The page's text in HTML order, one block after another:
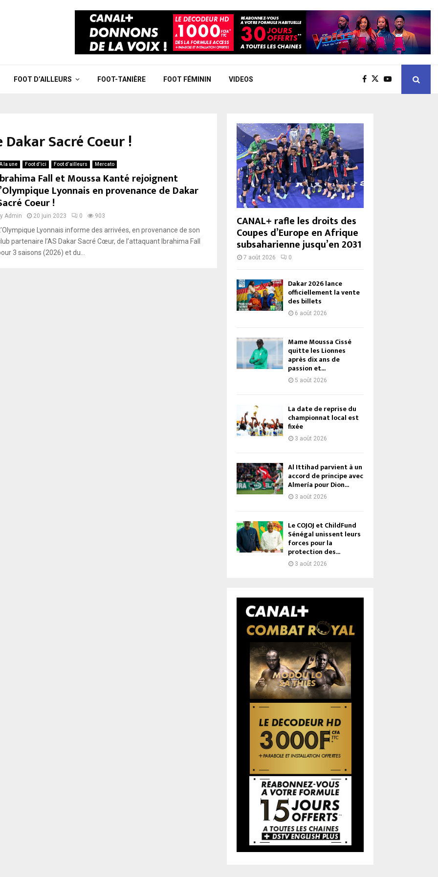
FOOT D’AILLEURS FOOT-TANIÈRE FOOT FÉMININ VIDEOS
Sacré Coeur !
A la une Foot d'ici Foot d’ailleurs Mercato
Fall et Moussa Kanté rejoignent
Lyonnais en provenance de Dakar
Coeur !
Admin 20 juin 2023 0 903
Lyonnais informe des arrivées, en provenance de son
partenaire l’AS Dakar Sacré Cœur, de l’attaquant Ibrahima Fall
3 saisons (2026) et du...
CANAL+ rafle les droits des
Coupes d’Europe en Afrique
subsaharienne jusqu’en 2031
7 août 2026 0
Dakar 2026 lance
officiellement la vente
des billets
6 août 2026
Mame Moussa Cissé
quitte les Lionnes
après dix ans de
passion et...
5 août 2026
La date de reprise du
championnat local est
fixée
3 août 2026
Al Ittihad parvient à un
accord de principe avec
Almería pour Dion...
3 août 2026
Le COJOJ et ChildFund
Sénégal unissent leurs
forces pour la
protection des...
3 août 2026